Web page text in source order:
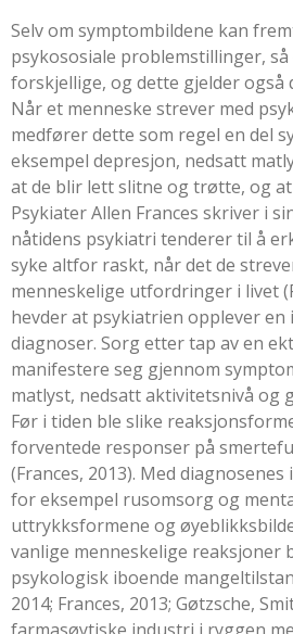
Selv om symptombildene kan
psykososiale problemstillinger,
forskjellige, og dette gjelder
Når et menneske strever med
medfører dette som regel en del
eksempel depresjon, nedsatt
at de blir lett slitne og trøtte, og
Psykiater Allen Frances skriver i
nåtidens psykiatri tenderer til å
syke altfor raskt, når det de
menneskelige utfordringer i livet (
hevder at psykiatrien opplever en
diagnoser. Sorg etter tap av en
manifestere seg gjennom
matlyst, nedsatt aktivitetsnivå og
Før i tiden ble slike
forventede responser på
(Frances, 2013). Med
for eksempel rusomsorg og
uttrykksformene og
vanlige menneskelige reaksjoner
psykologisk iboende
2014; Frances, 2013; Gøtzsche,
farmasøytiske industri i ryggen